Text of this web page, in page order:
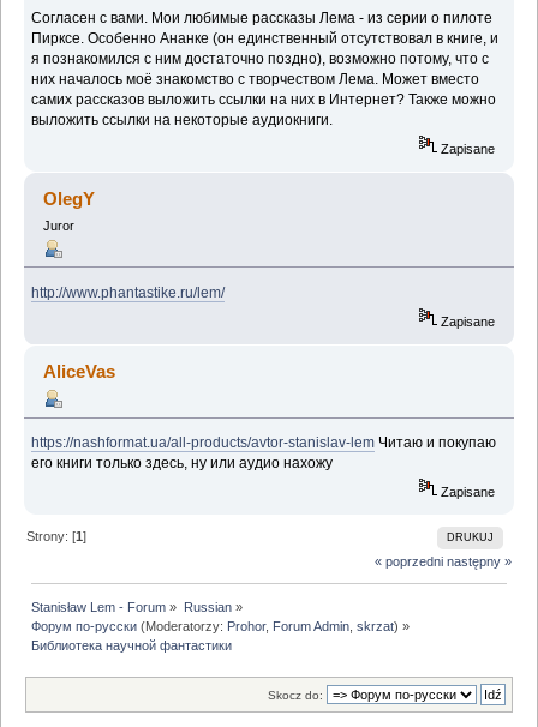
Согласен с вами. Мои любимые рассказы Лема - из серии о пилоте
Пирксе. Особенно Ананке (он единственный отсутствовал в книге, и
я познакомился с ним достаточно поздно), возможно потому, что с
них началось моё знакомство с творчеством Лема. Может вместо
самих рассказов выложить ссылки на них в Интернет? Также можно
выложить ссылки на некоторые аудиокниги.
Zapisane
OlegY
Juror
http://www.phantastike.ru/lem/
Zapisane
AliceVas
https://nashformat.ua/all-products/avtor-stanislav-lem Читаю и покупаю
его книги только здесь, ну или аудио нахожу
Zapisane
DRUKUJ
Strony: [1]
« poprzedni następny »
Stanisław Lem - Forum » Russian»
Форум по-русски (Moderatorzy: Prohor, Forum Admin ,skrzat) »
Библиотека научной фантастики
Skocz do: